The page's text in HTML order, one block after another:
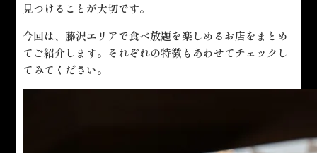
見つけることが大切です。
今回は、藤沢エリアで食べ放題を楽しめるお店をまとめ
てご紹介します。それぞれの特徴もあわせてチェックし
てみてください。